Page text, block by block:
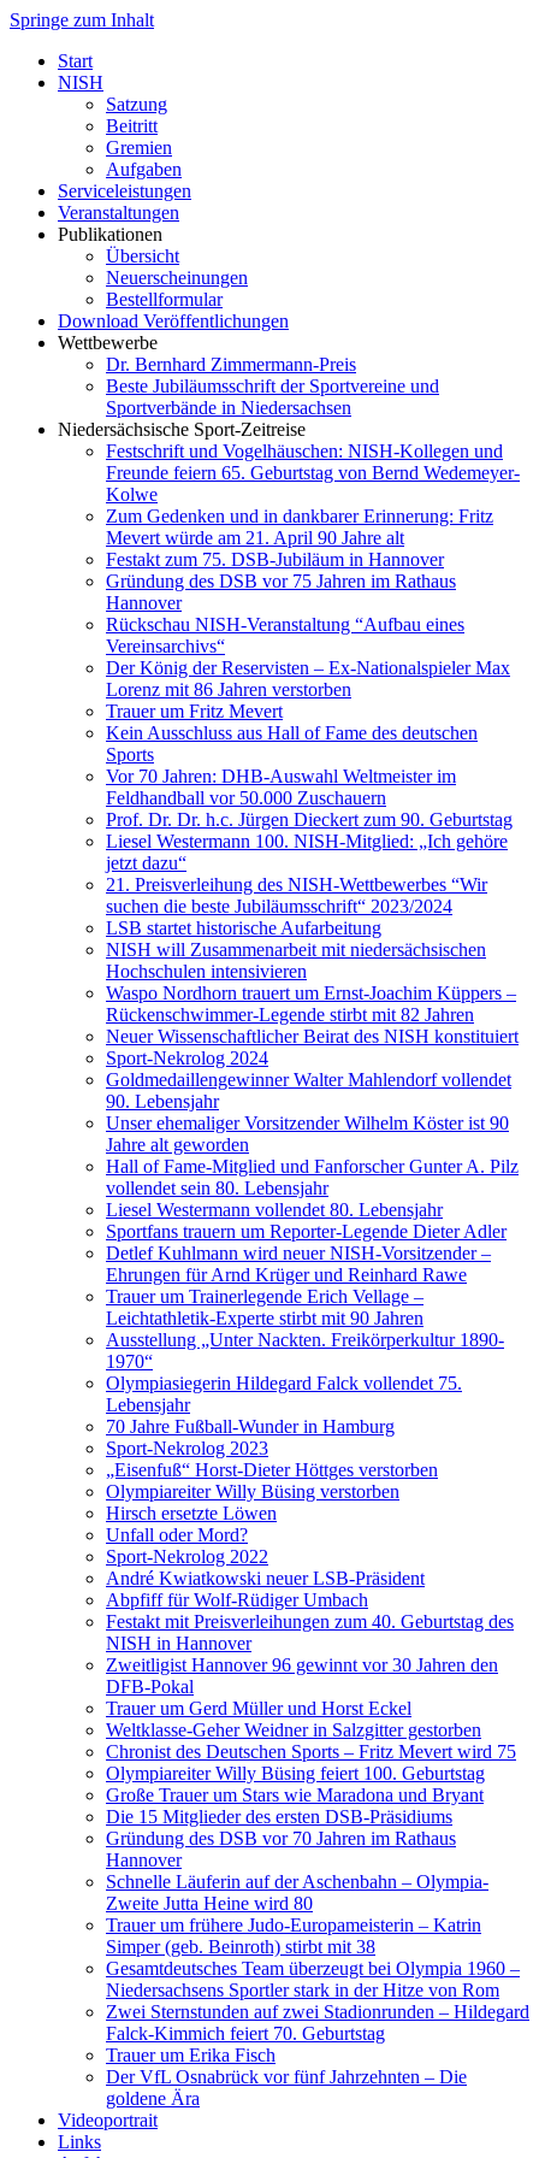
Springe zum Inhalt
Start
NISH
Satzung
Beitritt
Gremien
Aufgaben
Serviceleistungen
Veranstaltungen
Publikationen
Übersicht
Neuerscheinungen
Bestellformular
Download Veröffentlichungen
Wettbewerbe
Dr. Bernhard Zimmermann-Preis
Beste Jubiläumsschrift der Sportvereine und
Sportverbände in Niedersachsen
Niedersächsische Sport-Zeitreise
Festschrift und Vogelhäuschen: NISH-Kollegen und
Freunde feiern 65. Geburtstag von Bernd Wedemeyer-
Kolwe
Zum Gedenken und in dankbarer Erinnerung: Fritz
Mevert würde am 21. April 90 Jahre alt
Festakt zum 75. DSB-Jubiläum in Hannover
Gründung des DSB vor 75 Jahren im Rathaus
Hannover
Rückschau NISH-Veranstaltung “Aufbau eines
Vereinsarchivs“
Der König der Reservisten – Ex-Nationalspieler Max
Lorenz mit 86 Jahren verstorben
Trauer um Fritz Mevert
Kein Ausschluss aus Hall of Fame des deutschen
Sports
Vor 70 Jahren: DHB-Auswahl Weltmeister im
Feldhandball vor 50.000 Zuschauern
Prof. Dr. Dr. h.c. Jürgen Dieckert zum 90. Geburtstag
Liesel Westermann 100. NISH-Mitglied: „Ich gehöre
jetzt dazu“
21. Preisverleihung des NISH-Wettbewerbes “Wir
suchen die beste Jubiläumsschrift“ 2023/2024
LSB startet historische Aufarbeitung
NISH will Zusammenarbeit mit niedersächsischen
Hochschulen intensivieren
Waspo Nordhorn trauert um Ernst-Joachim Küppers –
Rückenschwimmer-Legende stirbt mit 82 Jahren
Neuer Wissenschaftlicher Beirat des NISH konstituiert
Sport-Nekrolog 2024
Goldmedaillengewinner Walter Mahlendorf vollendet
90. Lebensjahr
Unser ehemaliger Vorsitzender Wilhelm Köster ist 90
Jahre alt geworden
Hall of Fame-Mitglied und Fanforscher Gunter A. Pilz
vollendet sein 80. Lebensjahr
Liesel Westermann vollendet 80. Lebensjahr
Sportfans trauern um Reporter-Legende Dieter Adler
Detlef Kuhlmann wird neuer NISH-Vorsitzender –
Ehrungen für Arnd Krüger und Reinhard Rawe
Trauer um Trainerlegende Erich Vellage –
Leichtathletik-Experte stirbt mit 90 Jahren
Ausstellung „Unter Nackten. Freikörperkultur 1890-
1970“
Olympiasiegerin Hildegard Falck vollendet 75.
Lebensjahr
70 Jahre Fußball-Wunder in Hamburg
Sport-Nekrolog 2023
„Eisenfuß“ Horst-Dieter Höttges verstorben
Olympiareiter Willy Büsing verstorben
Hirsch ersetzte Löwen
Unfall oder Mord?
Sport-Nekrolog 2022
André Kwiatkowski neuer LSB-Präsident
Abpfiff für Wolf-Rüdiger Umbach
Festakt mit Preisverleihungen zum 40. Geburtstag des
NISH in Hannover
Zweitligist Hannover 96 gewinnt vor 30 Jahren den
DFB-Pokal
Trauer um Gerd Müller und Horst Eckel
Weltklasse-Geher Weidner in Salzgitter gestorben
Chronist des Deutschen Sports – Fritz Mevert wird 75
Olympiareiter Willy Büsing feiert 100. Geburtstag
Große Trauer um Stars wie Maradona und Bryant
Die 15 Mitglieder des ersten DSB-Präsidiums
Gründung des DSB vor 70 Jahren im Rathaus
Hannover
Schnelle Läuferin auf der Aschenbahn – Olympia-
Zweite Jutta Heine wird 80
Trauer um frühere Judo-Europameisterin – Katrin
Simper (geb. Beinroth) stirbt mit 38
Gesamtdeutsches Team überzeugt bei Olympia 1960 –
Niedersachsens Sportler stark in der Hitze von Rom
Zwei Sternstunden auf zwei Stadionrunden – Hildegard
Falck-Kimmich feiert 70. Geburtstag
Trauer um Erika Fisch
Der VfL Osnabrück vor fünf Jahrzehnten – Die
goldene Ära
Videoportrait
Links